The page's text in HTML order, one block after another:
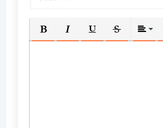
ПОЛУЖИРНЫЙ
КУРСИВПОДЧЕРКНУТЫЙ